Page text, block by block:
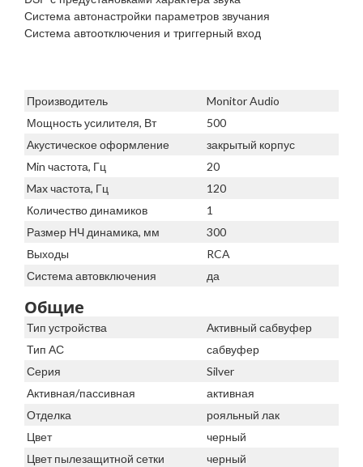
Система автонастройки параметров звучания
Система автоотключения и триггерный вход
Производитель
Monitor Audio
Мощность усилителя, Вт
500
Акустическое оформление
закрытый корпус
Min частота, Гц
20
Max частота, Гц
120
Количество динамиков
1
Размер НЧ динамика, мм
300
Выходы
RCA
Система автовключения
да
Общие
Тип устройства
Активный сабвуфер
Тип АС
сабвуфер
Серия
Silver
Активная/пассивная
активная
Отделка
рояльный лак
Цвет
черный
Цвет пылезащитной сетки
черный